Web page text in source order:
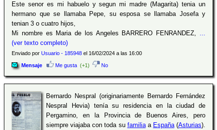
Este senor es mi habuelo y segun mi madre (Magarita) tenia un
hermano que se llamaba Pepe, su esposa se llamaba Josefa y
tenian 3 o cuatro hijos,
Mi nombre es Maria de los Angeles BARRERO FENRANDEZ, ...
(ver texto completo)
Enviado por Usuario - 185948 el 16/02/2024 a las 16:00
Mensaje Me gusta (+1) No
Bernardo Nespral (originariamente Bernardo Fernández
Nespral Hevia) tenía su residencia en la ciudad de
Pergamino, en la Provincia de Buenos Aires, pero
siempre viajaba con toda su familiaa España(Asturias).